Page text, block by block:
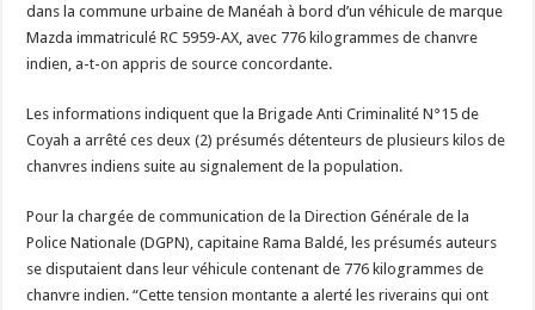
dans la commune urbaine de Manéah à bord d’un véhicule de marque
Mazda immatriculé RC 5959-AX, avec 776 kilogrammes de chanvre
indien, a-t-on appris de source concordante.
Les informations indiquent que la Brigade Anti Criminalité N°15 de
Coyah a arrêté ces deux (2) présumés détenteurs de plusieurs kilos de
chanvres indiens suite au signalement de la population.
Pour la chargée de communication de la Direction Générale de la
Police Nationale (DGPN), capitaine Rama Baldé, les présumés auteurs
se disputaient dans leur véhicule contenant de 776 kilogrammes de
chanvre indien. “Cette tension montante a alerté les riverains qui ont